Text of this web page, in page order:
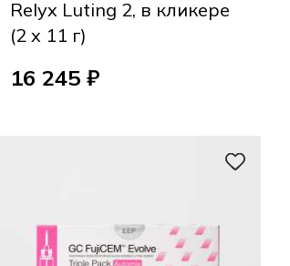
Relyx Luting 2, в кликере
(2 x 11 г)
16 245 ₽